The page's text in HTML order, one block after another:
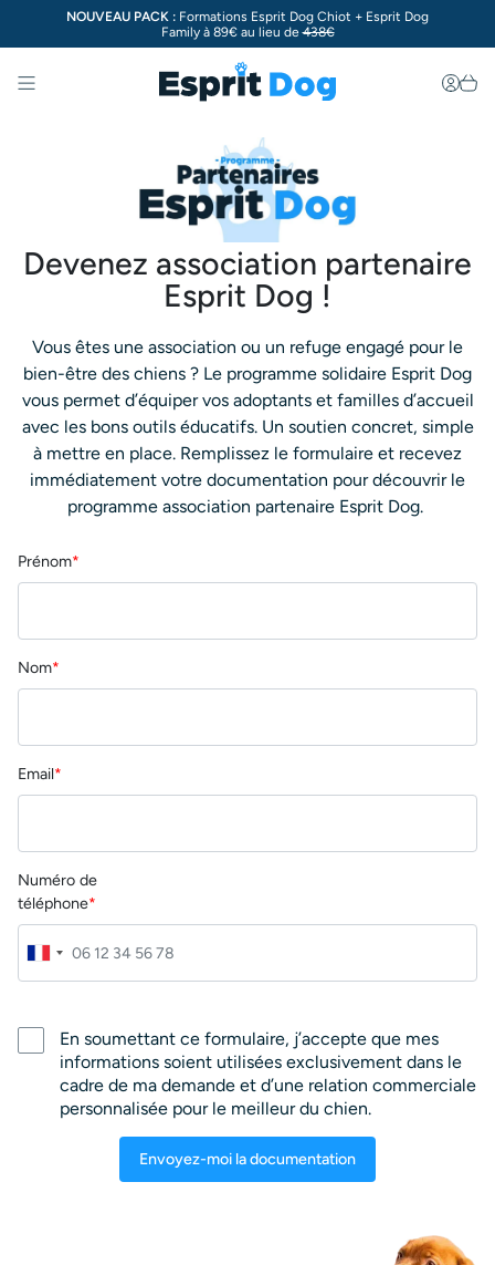
NOUVEAU PACK : Formations Esprit Dog Chiot + Esprit Dog
Family à 89€ au lieu de438€
Menu
Devenez association partenaire
Esprit Dog !
Vous êtes une association ou un refuge engagé pour le
bien-être des chiens ? Le programme solidaire Esprit Dog
vous permet d’équiper vos adoptants et familles d’accueil
avec les bons outils éducatifs. Un soutien concret, simple
à mettre en place. Remplissez le formulaire et recevez
immédiatement votre documentation pour découvrir le
programme association partenaire Esprit Dog.
Prénom
Nom
Email
Numéro de
téléphone
En soumettant ce formulaire, j’accepte que mes
informations soient utilisées exclusivement dans le
cadre de ma demande et d’une relation commerciale
personnalisée pour le meilleur du chien.
Envoyez-moi la documentation